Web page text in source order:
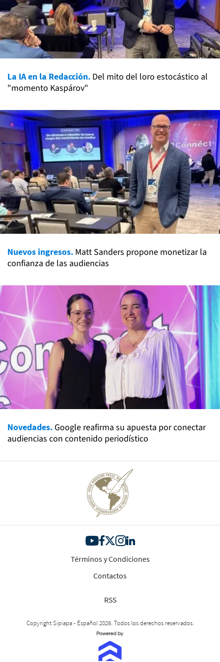
La IA en la Redacción. Del mito del loro estocástico al
"momento Kaspárov"
Nuevos ingresos. Matt Sanders propone monetizar la
confianza de las audiencias
Novedades. Google reafirma su apuesta por conectar
audiencias con contenido periodístico
Términos y Condiciones
Contactos
RSS
Copyright Sipiapa - Español 2026. Todos los derechos reservados.